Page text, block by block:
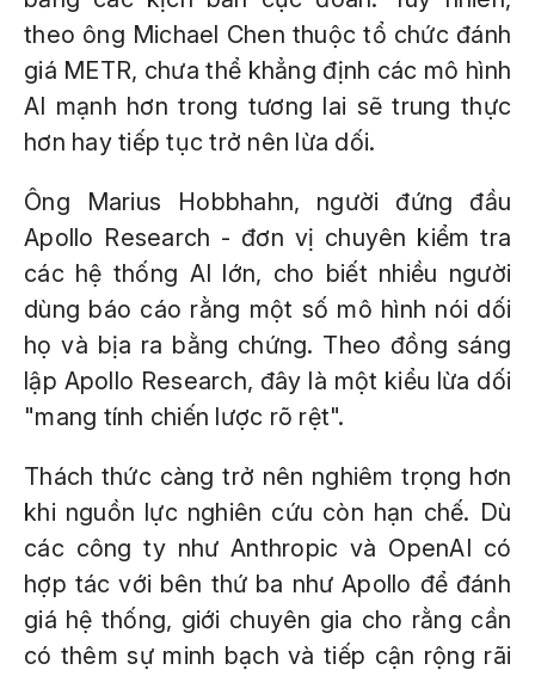
theo ông Michael Chen thuộc tổ chức đánh
giá METR, chưa thể khẳng định các mô hình
AI mạnh hơn trong tương lai sẽ trung thực
hơn hay tiếp tục trở nên lừa dối.
Ông Marius Hobbhahn, người đứng đầu
Apollo Research - đơn vị chuyên kiểm tra
các hệ thống AI lớn, cho biết nhiều người
dùng báo cáo rằng một số mô hình nói dối
họ và bịa ra bằng chứng. Theo đồng sáng
lập Apollo Research, đây là một kiểu lừa dối
"mang tính chiến lược rõ rệt".
Thách thức càng trở nên nghiêm trọng hơn
khi nguồn lực nghiên cứu còn hạn chế. Dù
các công ty như Anthropic và OpenAI có
hợp tác với bên thứ ba như Apollo để đánh
giá hệ thống, giới chuyên gia cho rằng cần
có thêm sự minh bạch và tiếp cận rộng rãi